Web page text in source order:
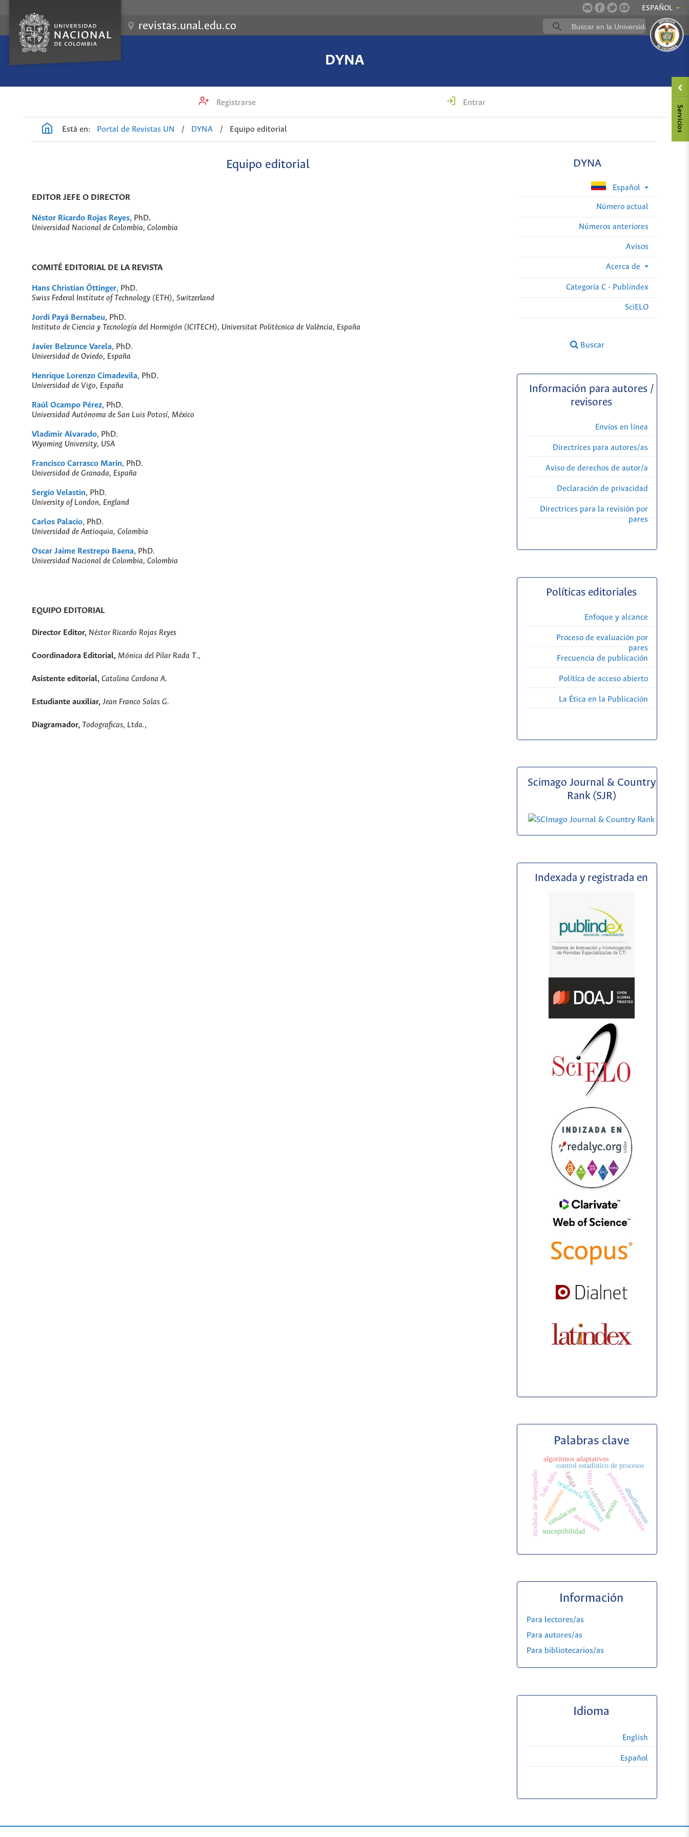
ESPAÑOL
revistas.unal.edu.co
DYNA
Registrarse Entrar
Está en: Portal de Revistas UN / DYNA / Equipo editorial
DYNA
Español
Número actual
Números anteriores
Avisos
Acerca de
Categoría C - Publindex
SciELO
Buscar
Equipo editorial
EDITOR JEFE O DIRECTOR
Néstor Ricardo Rojas Reyes, PhD.
Universidad Nacional de Colombia, Colombia
COMITÉ EDITORIAL DE LA REVISTA
Hans Christian Öttinger, PhD.
Swiss Federal Institute of Technology (ETH), Switzerland
Jordi Payá Bernabeu, PhD.
Instituto de Ciencia y Tecnología del Hormigón (ICITECH), Universitat Politècnica de València, España
Javier Belzunce Varela, PhD.
Universidad de Oviedo, España
Henrique Lorenzo Cimadevila, PhD.
Universidad de Vigo, España
Raúl Ocampo Pérez, PhD.
Universidad Autónoma de San Luis Potosí, México
Vladimir Alvarado, PhD.
Wyoming University, USA
Francisco Carrasco Marin, PhD.
Universidad de Granada, España
Sergio Velastin, PhD.
University of London, England
Carlos Palacio, PhD.
Universidad de Antioquia, Colombia
Oscar Jaime Restrepo Baena, PhD.
Universidad Nacional de Colombia, Colombia
EQUIPO EDITORIAL
Director Editor, Néstor Ricardo Rojas Reyes
Coordinadora Editorial, Mónica del Pilar Rada T.,
Asistente editorial, Catalina Cardona A.
Estudiante auxiliar,Jean Franco Salas G.
Diagramador, Todograficas, Ltda.,
Información para autores /
revisores
Envíos en línea
Directrices para autores/as
Aviso de derechos de autor/a
Declaración de privacidad
Directrices para la revisión por
pares
Políticas editoriales
Enfoque y alcance
Proceso de evaluación por
pares
Frecuencia de publicación
Política de acceso abierto
La Ética en la Publicación
Scimago Journal & Country
Rank (SJR)
Indexada y registrada en
Palabras clave
simulación
resilienciadisrupcionesgestión
rendimiento
decisiones
crisis
control estadístico de procesos
poliestireno expandible
modelos de desempeño ahuellamiento
fatiga
susceptibilidad
algoritmos adaptativos
colombia
bajo daño
Información
Para lectores/as
Para autores/as
Para bibliotecarios/as
Idioma
English
Español